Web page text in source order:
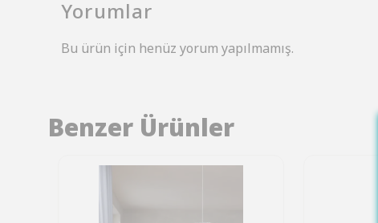
Yorumlar
Bu ürün için henüz yorum yapılmamış.
Benzer Ürünler